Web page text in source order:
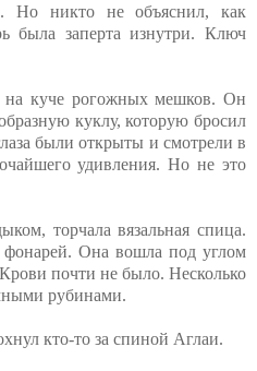
Но никто не объяснил, как
была заперта изнутри. Ключ
куче рогожных мешков. Он
куклу, которую бросил
были открыты и смотрели в
удивления. Но не это
торчала вязальная спица.
фонарей. Она вошла под углом
почти не было. Несколько
рубинами.
кто-то за спиной Аглаи.